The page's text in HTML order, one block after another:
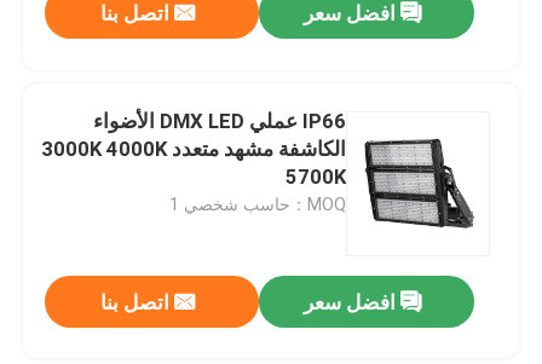
افضل سعر اتصل بنا
IP66 عملي DMX LED الأضواء
الكاشفة مشهد متعدد 3000K 4000K
5700K
MOQ：حاسب شخصي 1
افضل سعر اتصل بنا